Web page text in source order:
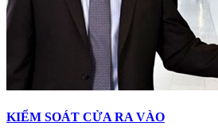
KIỂM SOÁT CỬA RA VÀO